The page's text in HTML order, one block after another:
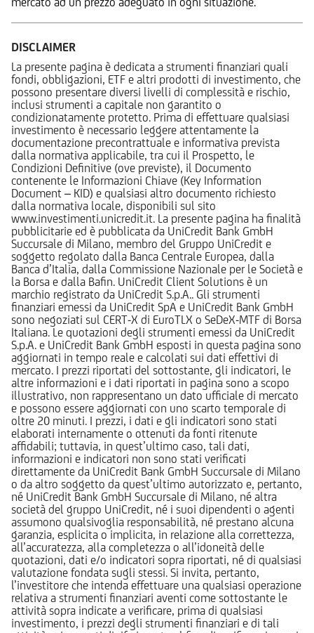
DISCLAIMER
La presente pagina è dedicata a strumenti finanziari quali
fondi, obbligazioni, ETF e altri prodotti di investimento, che
possono presentare diversi livelli di complessità e rischio,
inclusi strumenti a capitale non garantito o
condizionatamente protetto. Prima di effettuare qualsiasi
investimento è necessario leggere attentamente la
documentazione precontrattuale e informativa prevista
dalla normativa applicabile, tra cui il Prospetto, le
Condizioni Definitive (ove previste), il Documento
contenente le Informazioni Chiave (Key Information
Document – KID) e qualsiasi altro documento richiesto
dalla normativa locale, disponibili sul sito
www.investimenti.unicredit.it. La presente pagina ha finalità
pubblicitarie ed è pubblicata da UniCredit Bank GmbH
Succursale di Milano, membro del Gruppo UniCredit e
soggetto regolato dalla Banca Centrale Europea, dalla
Banca d’Italia, dalla Commissione Nazionale per le Società e
la Borsa e dalla Bafin. UniCredit Client Solutions è un
marchio registrato da UniCredit S.p.A.. Gli strumenti
finanziari emessi da UniCredit SpA e UniCredit Bank GmbH
sono negoziati sul CERT-X di EuroTLX o SeDeX-MTF di Borsa
Italiana. Le quotazioni degli strumenti emessi da UniCredit
S.p.A. e UniCredit Bank GmbH esposti in questa pagina sono
aggiornati in tempo reale e calcolati sui dati effettivi di
mercato. I prezzi riportati del sottostante, gli indicatori, le
altre informazioni e i dati riportati in pagina sono a scopo
illustrativo, non rappresentano un dato ufficiale di mercato
e possono essere aggiornati con uno scarto temporale di
oltre 20 minuti. I prezzi, i dati e gli indicatori sono stati
elaborati internamente o ottenuti da fonti ritenute
affidabili; tuttavia, in quest’ultimo caso, tali dati,
informazioni e indicatori non sono stati verificati
direttamente da UniCredit Bank GmbH Succursale di Milano
o da altro soggetto da quest’ultimo autorizzato e, pertanto,
né UniCredit Bank GmbH Succursale di Milano, né altra
società del gruppo UniCredit, né i suoi dipendenti o agenti
assumono qualsivoglia responsabilità, né prestano alcuna
garanzia, esplicita o implicita, in relazione alla correttezza,
all’accuratezza, alla completezza o all’idoneità delle
quotazioni, dati e/o indicatori sopra riportati, né di qualsiasi
valutazione fondata sugli stessi. Si invita, pertanto,
l’investitore che intenda effettuare una qualsiasi operazione
relativa a strumenti finanziari aventi come sottostante le
attività sopra indicate a verificare, prima di qualsiasi
investimento, i prezzi degli strumenti finanziari e di tali